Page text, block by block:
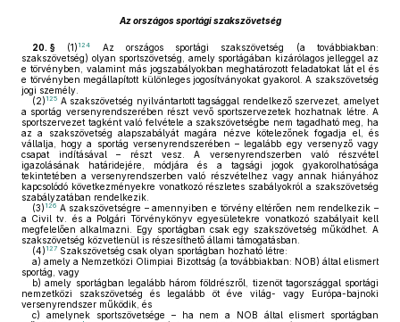
Az országos sportági szakszövetség
20. § (1) 124
Az országos sportági szakszövetség (a továbbiakban:
szakszövetség) olyan sportszövetség, amely sportágában kizárólagos jelleggel az
e törvényben, valamint más jogszabályokban meghatározott feladatokat lát el és
e törvényben megállapított különleges jogosítványokat gyakorol. A szakszövetség
jogi személy.
(2) 125 A szakszövetség nyilvántartott tagsággal rendelkező szervezet, amelyet
a sportág versenyrendszerében részt vevő sportszervezetek hozhatnak létre. A
sportszervezet tagként való felvétele a szakszövetségbe nem tagadható meg, ha
az a szakszövetség alapszabályát magára nézve kötelezőnek fogadja el, és
vállalja, hogy a sportág versenyrendszerében – legalább egy versenyző vagy
csapat indításával – részt vesz. A versenyrendszerben való részvétel
igazolásának határidejére, módjára és a tagsági jogok gyakorolhatósága
tekintetében a versenyrendszerben való részvételhez vagy annak hiányához
kapcsolódó következményekre vonatkozó részletes szabályokról a szakszövetség
szabályzatában rendelkezik.
(3) 126 A szakszövetségre – amennyiben e törvény eltérően nem rendelkezik –
a Civil tv. és a Polgári Törvénykönyv egyesületekre vonatkozó szabályait kell
megfelelően alkalmazni. Egy sportágban csak egy szakszövetség működhet. A
szakszövetség közvetlenül is részesíthető állami támogatásban.
(4) 127 Szakszövetség csak olyan sportágban hozható létre:
a) amely a Nemzetközi Olimpiai Bizottság (a továbbiakban: NOB) által elismert
sportág, vagy
b) amely sportágban legalább három földrészről, tizenöt tagországgal sportági
nemzetközi szakszövetség és legalább öt éve világ- vagy Európa-bajnoki
versenyrendszer működik, és
c) amelynek sportszövetsége – ha nem a NOB által elismert sportágban